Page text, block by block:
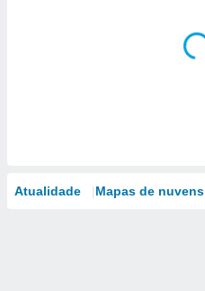
Atualidade Mapas de nuvens